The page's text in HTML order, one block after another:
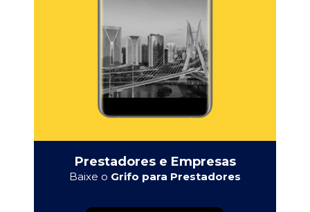
Prestadores e Empresas
Baixe o Grifo para Prestadores